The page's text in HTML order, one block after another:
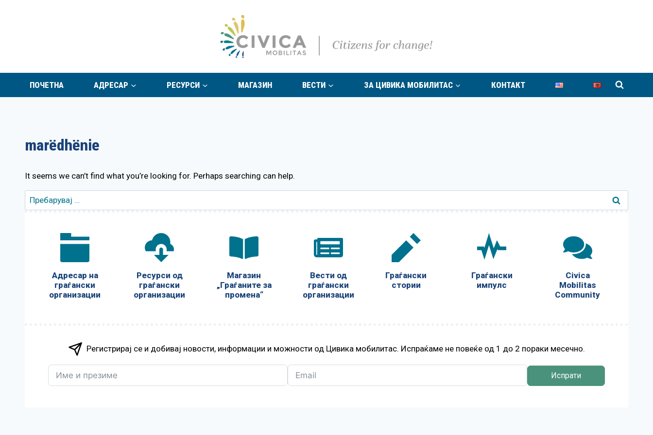
ПОЧЕТНА АДРЕСАР РЕСУРСИ МАГАЗИН ВЕСТИ ЗА ЦИВИКА МОБИЛИТАС КОНТАКТ
marëdhënie
It seems we can’t find what you’re looking for. Perhaps searching can help.
Пребарувај
за:
Адресар на
граѓански
организации
Ресурси од
граѓански
организации
Магазин
„Граѓаните за
промена“
Вести од
граѓански
организации
Граѓански
стории
Граѓански
импулс
Civica
Mobilitas
Community
Регистрирај се и добивај новости, информации и можности од Цивика мобилитас. Испраќаме не повеќе од 1 до 2 пораки месечно.
Испрати